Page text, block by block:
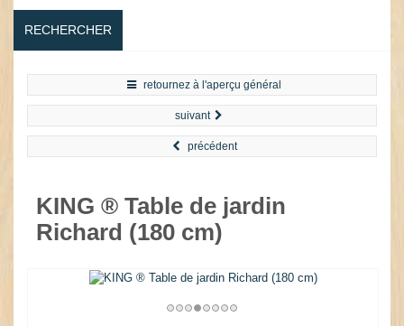
RECHERCHER
retournez à l'aperçu général
suivant
précédent
KING ® Table de jardin
Richard (180 cm)